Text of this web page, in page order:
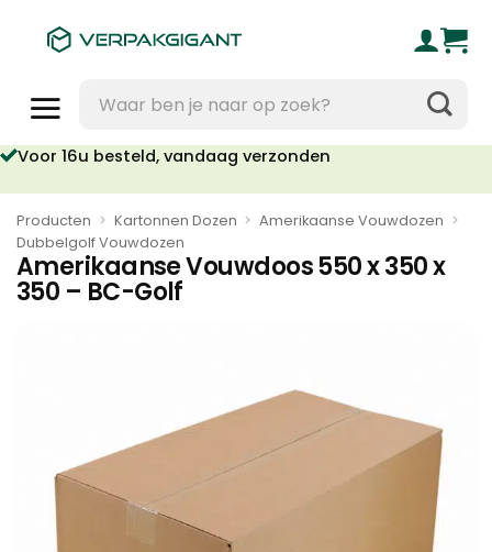
naar:
16u besteld, vandaag verzonden
Geen orderkosten vanaf €95
Producten > Kartonnen Dozen > Amerikaanse Vouwdozen >
Dubbelgolf Vouwdozen
Amerikaanse Vouwdoos 550 x 350 x
350 – BC-Golf